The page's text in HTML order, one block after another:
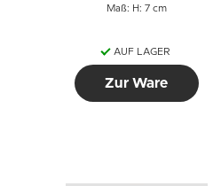
Maß: H: 7 cm
AUF LAGER
Zur Ware